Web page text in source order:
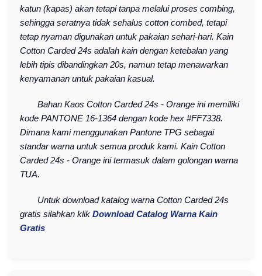
katun (kapas) akan tetapi tanpa melalui proses combing,
sehingga seratnya tidak sehalus cotton combed, tetapi
tetap nyaman digunakan untuk pakaian sehari-hari. Kain
Cotton Carded 24s adalah kain dengan ketebalan yang
lebih tipis dibandingkan 20s, namun tetap menawarkan
kenyamanan untuk pakaian kasual.
Bahan Kaos Cotton Carded 24s - Orange ini memiliki
kode PANTONE 16-1364 dengan kode hex #FF7338.
Dimana kami menggunakan Pantone TPG sebagai
standar warna untuk semua produk kami. Kain Cotton
Carded 24s - Orange ini termasuk dalam golongan warna
TUA.
Untuk download katalog warna Cotton Carded 24s
gratis silahkan klikDownload Catalog Warna Kain
Gratis